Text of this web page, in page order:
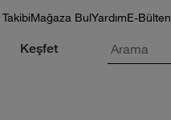
Mağaza BulYardımE-Bülten
Keşfet Arama